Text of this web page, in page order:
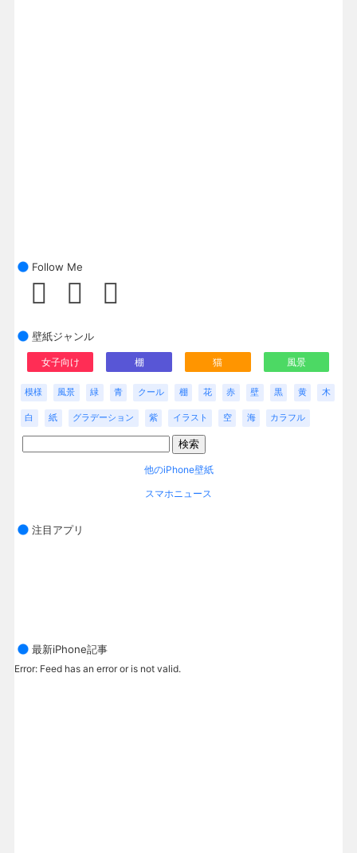
Follow Me
壁紙ジャンル
女子向け 棚 猫 風景
模様 風景 緑 青 クール 棚 花 赤 壁 黒 黄 木
白 紙 グラデーション 紫 イラスト 空 海 カラフル
他のiPhone壁紙
スマホニュース
注目アプリ
最新iPhone記事
Error: Feed has an error or is not valid.